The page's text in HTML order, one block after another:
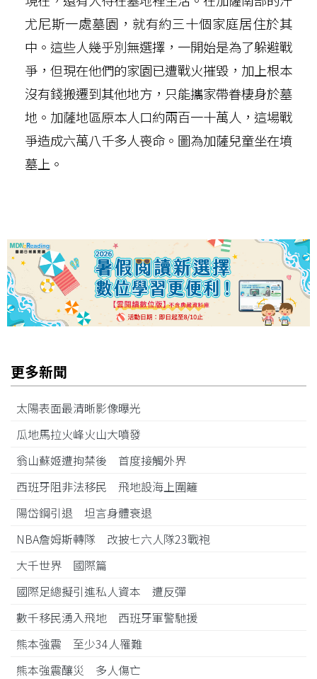
尤尼斯一處墓園，就有約三十個家庭居住於其
中。這些人幾乎別無選擇，一開始是為了躲避戰
爭，但現在他們的家園已遭戰火摧毀，加上根本
沒有錢搬遷到其他地方，只能攜家帶眷棲身於墓
地。加薩地區原本人口約兩百一十萬人，這場戰
爭造成六萬八千多人喪命。圖為加薩兒童坐在墳
墓上。
更多新聞
太陽表面最清晰影像曝光
瓜地馬拉火峰火山大噴發
翁山蘇姬遭拘禁後 首度接觸外界
西班牙阻非法移民 飛地設海上圍籬
陽岱鋼引退 坦言身體衰退
NBA詹姆斯轉隊 改披七六人隊23戰袍
大千世界 國際篇
國際足總擬引進私人資本 遭反彈
數千移民湧入飛地 西班牙軍警馳援
熊本強震 至少34人罹難
熊本強震釀災 多人傷亡